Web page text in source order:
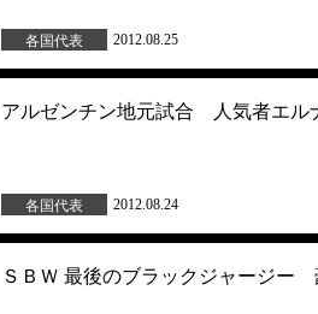
各国代表 2012.08.25
アルゼンチン地元試合 人気者エ
各国代表 2012.08.24
ＳＢＷ 最後のブラックジャージー